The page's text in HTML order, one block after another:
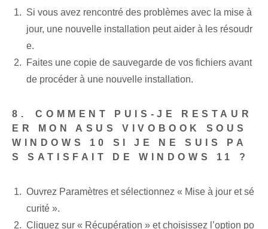
Si vous avez rencontré des problèmes avec la mise à
jour, une nouvelle installation peut aider à les résoudr
e.
Faites une copie de sauvegarde de vos fichiers avant
de procéder à une nouvelle installation.
8.⁣ COMMENT PUIS-JE RESTAUR
ER MON ASUS VIVOBOOK SOUS
WINDOWS 10 SI JE NE SUIS PA
S SATISFAIT DE WINDOWS 11 ?
Ouvrez Paramètres et sélectionnez « Mise à jour et sé
curité ».
Cliquez sur « Récupération » et choisissez l’option po